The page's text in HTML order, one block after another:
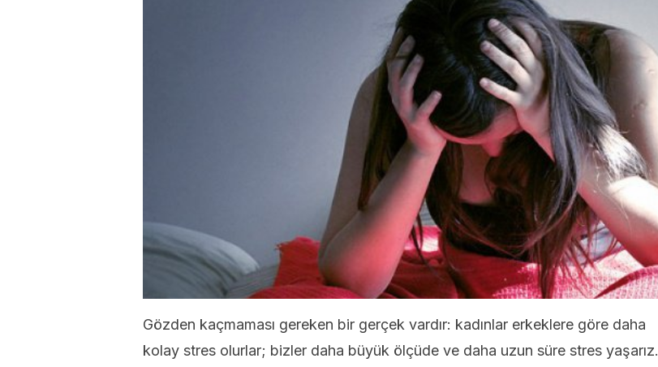
Gözden kaçmaması gereken bir gerçek vardır: kadınlar erkeklere göre daha
kolay stres olurlar; bizler daha büyük ölçüde ve daha uzun süre stres yaşarız.